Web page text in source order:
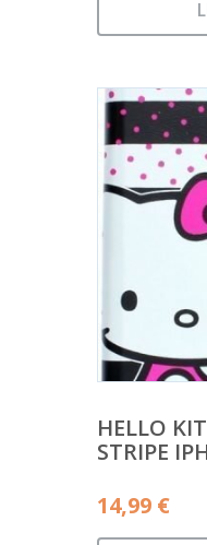
HELLO
STRIPE
14,99 €